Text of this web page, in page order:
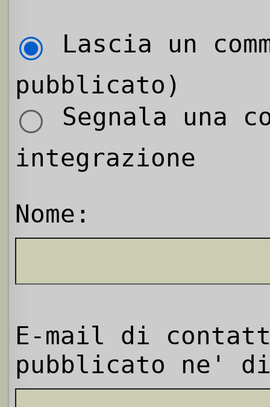
Lascia un
pubblicato)
Segnala una
integrazione
Nome:
E-mail di
pubblicato ne'